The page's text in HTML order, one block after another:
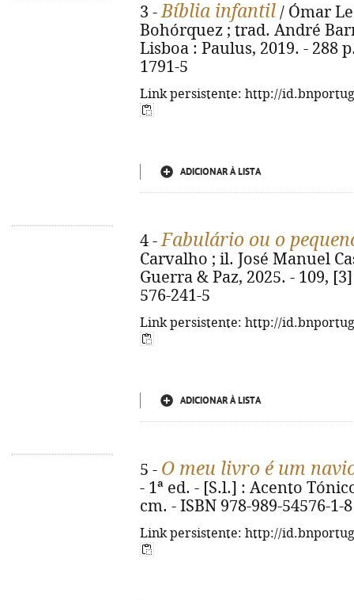
3 -Bíblia infantil / Ómar
Bohórquez ; trad. André
Lisboa : Paulus, 2019. - 288
1791-5
Link persistente: http://
ADICIONAR À LISTA
4 -Fabulário ou o
Carvalho ; il. José Manuel
Guerra & Paz, 2025. - 109,
576-241-5
Link persistente: http://
ADICIONAR À LISTA
5 - O meu livro é um
- 1ª ed. - [S.l.] : Acento
cm. - ISBN 978-989-54576-1-8
Link persistente: http://